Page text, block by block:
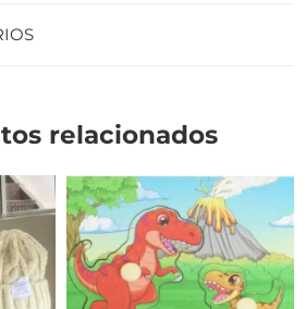
relacionados